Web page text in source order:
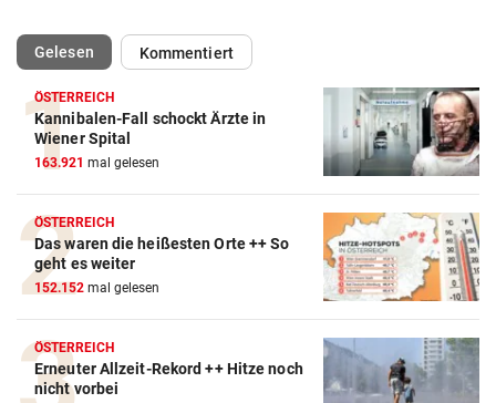
Gelesen(ausgewählt)Kommentiert
ÖSTERREICH
Kannibalen-Fall schockt Ärzte in
Wiener Spital
163.921 mal gelesen
ÖSTERREICH
Das waren die heißesten Orte ++ So
geht es weiter
152.152 mal gelesen
ÖSTERREICH
Erneuter Allzeit-Rekord ++ Hitze noch
nicht vorbei